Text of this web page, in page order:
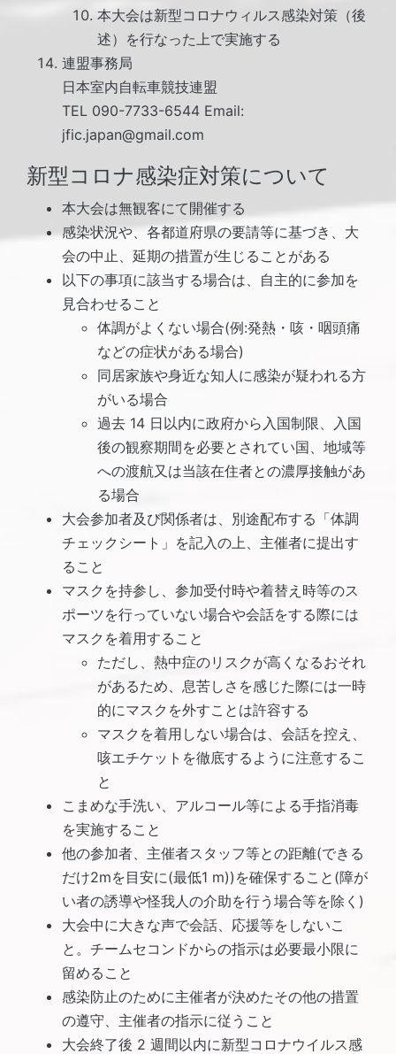
本大会は新型コロナウィルス感染対策（後
述）を行なった上で実施する
連盟事務局
日本室内自転車競技連盟
TEL 090-7733-6544 Email:
jfic.japan@gmail.com
新型コロナ感染症対策について
本大会は無観客にて開催する
感染状況や、各都道府県の要請等に基づき、大
会の中止、延期の措置が生じることがある
以下の事項に該当する場合は、自主的に参加を
見合わせること
体調がよくない場合(例:発熱・咳・咽頭痛
などの症状がある場合)
同居家族や身近な知人に感染が疑われる方
がいる場合
過去 14 日以内に政府から入国制限、入国
後の観察期間を必要とされてい国、地域等
への渡航又は当該在住者との濃厚接触があ
る場合
大会参加者及び関係者は、別途配布する「体調
チェックシート」を記入の上、主催者に提出す
ること
マスクを持参し、参加受付時や着替え時等のス
ポーツを行っていない場合や会話をする際には
マスクを着用すること
ただし、熱中症のリスクが高くなるおそれ
があるため、息苦しさを感じた際には一時
的にマスクを外すことは許容する
マスクを着用しない場合は、会話を控え、
咳エチケットを徹底するように注意するこ
と
こまめな手洗い、アルコール等による手指消毒
を実施すること
他の参加者、主催者スタッフ等との距離(できる
だけ2mを目安に(最低1 m))を確保すること(障が
い者の誘導や怪我人の介助を行う場合等を除く)
大会中に大きな声で会話、応援等をしないこ
と。チームセコンドからの指示は必要最小限に
留めること
感染防止のために主催者が決めたその他の措置
の遵守、主催者の指示に従うこと
大会終了後 2 週間以内に新型コロナウイルス感